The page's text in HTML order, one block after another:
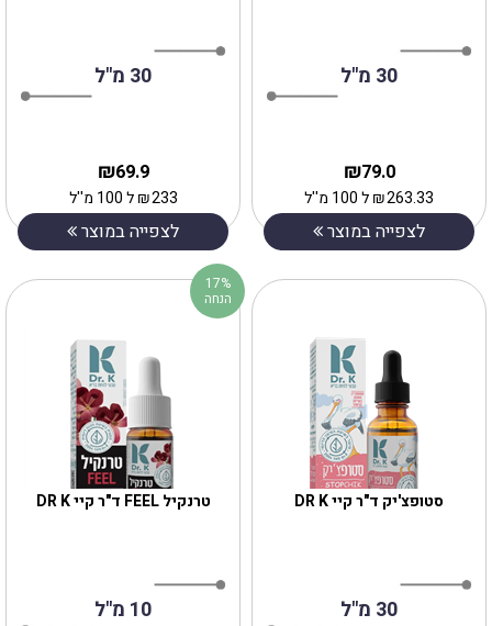
30 מ"ל
69.9
₪
233
₪ל 100 מ''ל
לצפייה במוצר
30 מ"ל
79.0
₪
263.33
₪ל 100 מ''ל
לצפייה במוצר
10 מ"ל
17%
הנחה
סטופצ'יק ד"ר קיי DR K
30 מ"ל